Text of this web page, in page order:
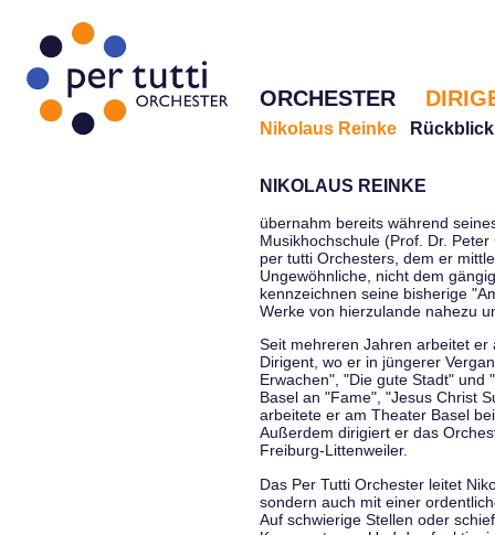
ORCHESTER
Nikolaus Reinke Rückblick
NIKOLAUS REINKE
übernahm bereits während
Musikhochschule (Prof. Dr.
per tutti Orchesters, dem er
Ungewöhnliche, nicht dem
kennzeichnen seine bisherige
Werke von hierzulande nahezu
Seit mehreren Jahren arbeitet
Dirigent, wo er in jüngerer
Erwachen", "Die gute Stadt" und
Basel an "Fame", "Jesus Christ
arbeitete er am Theater Basel
Außerdem dirigiert er das
Freiburg-Littenweiler.
Das Per Tutti Orchester leitet
sondern auch mit einer
Auf schwierige Stellen oder